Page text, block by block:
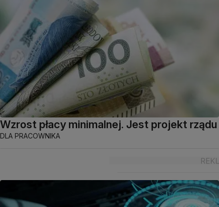
Wzrost płacy minimalnej. Jest projekt rządu
DLA PRACOWNIKA